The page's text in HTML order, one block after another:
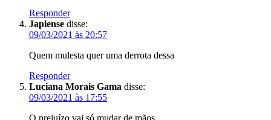
Responder
Japiense disse:
09/03/2021 às 20:57
Quem mulesta quer uma derrota dessa
Responder
Luciana Morais Gama disse:
09/03/2021 às 17:55
O prejuízo vai só mudar de mãos.